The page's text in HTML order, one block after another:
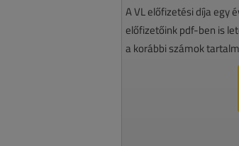
A VL előfizetési díja egy
előfizetőink pdf-ben is
a korábbi számok